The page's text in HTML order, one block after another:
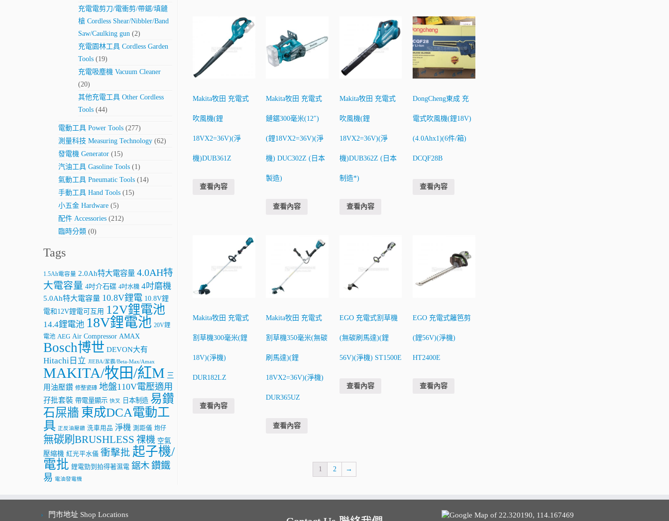
充電電剪刀/電衝剪/帶鋸/填鏠
槍 Cordless Shear/Nibbler/Band
Saw/Caulking gun (2)
充電園林工具 Cordless Garden
Tools (19)
充電吸塵機 Vacuum Cleaner
(20)
其他充電工具 Other Cordless
Tools (44)
電動工具 Power Tools (277)
測量科技 Measuring Technology (62)
發電機 Generator (15)
汽油工具 Gasoline Tools (1)
氣動工具 Pneumatic Tools (14)
手動工具 Hand Tools (15)
小五金 Hardware (5)
配件 Accessories (212)
臨時分類 (0)
Tags
1.5Ah電容量 2.0Ah特大電容量 4.0AH特
大電容量 4吋介石碟 4吋水機 4吋磨機
5.0Ah特大電容量 10.8V鋰電 10.8V鋰
電和12V鋰電可互用 12V鋰電池
14.4鋰電池 18V鋰電池 20V鋰
電池 AEG Air Compressor AMAX
Bosch博世 DEVON大有
Hitachi日立 JIEBA/潔霸/Beta-Max/Amax
MAKITA/牧田/紅M 三
用油壓鑽 修整瓷磚 地盤110V電壓適用
孖批套裝 帶電量顯示 快叉 日本制造 易鑽
石屎牆 東成DCA電動工
具 正反油壓鑽 洗車用品 淨機 測距儀 炮仔
無碳刷BRUSHLESS 祼機 空氣
壓縮機 紅光平水儀 衝擊批 起子機/
電批 鋰電勁到拍得著濕電 鋸木 鑽鐵
易 電油發電機
Makita牧田 充電式
吹風機(鋰
18VX2=36V)(淨
機)DUB361Z
查看內容
Makita牧田 充電式
鏈鋸300毫米(12″)
(鋰18VX2=36V)(淨
機) DUC302Z (日本
製造)
查看內容
Makita牧田 充電式
吹風機(鋰
18VX2=36V)(淨
機)DUB362Z (日本
制造*)
查看內容
DongCheng東成 充
電式吹風機(鋰18V)
(4.0Ahx1)(6件/箱)
DCQF28B
查看內容
Makita牧田 充電式
割草機300毫米(鋰
18V)(淨機)
DUR182LZ
查看內容
Makita牧田 充電式
割草機350毫米(無碳
刷馬達)(鋰
18VX2=36V)(淨機)
DUR365UZ
查看內容
EGO 充電式割草機
(無碳刷馬達)(鋰
56V)(淨機) ST1500E
查看內容
EGO 充電式籬笆剪
(鋰56V)(淨機)
HT2400E
查看內容
1 2 →
門市地址 Shop Locations